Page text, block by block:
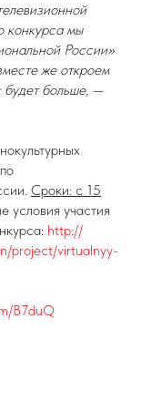
конкурса мы
России»
же откроем
будет больше, —
Сроки: с 15
условия участия
http://
project/virtualnyy-
B7duQ